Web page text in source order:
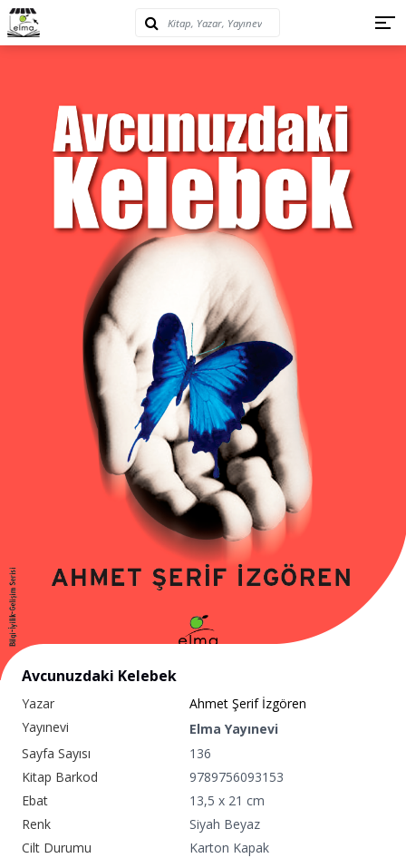
Avcunuzdaki Kelebek
Yazar
Ahmet Şerif İzgören
Yayınevi
Elma Yayınevi
Sayfa Sayısı
136
Kitap Barkod
9789756093153
Ebat
13,5 x 21 cm
Renk
Siyah Beyaz
Cilt Durumu
Karton Kapak